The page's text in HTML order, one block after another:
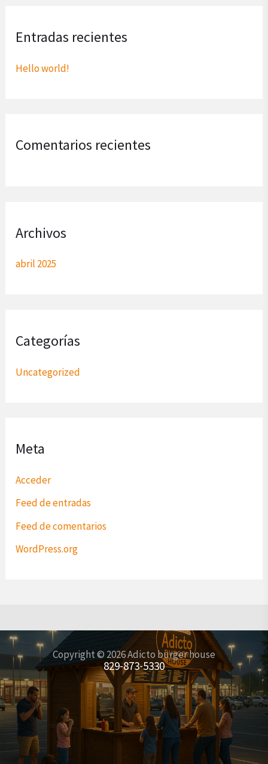
a
:
Entradas recientes
Hello world!
Comentarios recientes
Archivos
abril 2025
Categorías
Uncategorized
Meta
Acceder
Feed de entradas
Feed de comentarios
WordPress.org
Copyright © 2026 Adicto burger house
829-873-5330